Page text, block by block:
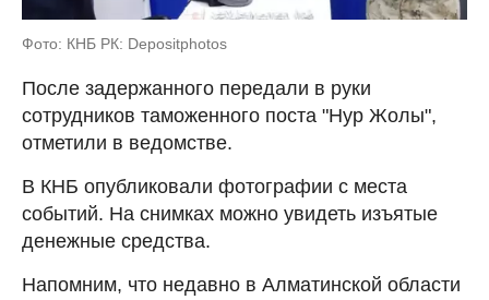
Фото: КНБ РК: Depositphotos
После задержанного передали в руки
сотрудников таможенного поста "Нур Жолы",
отметили в ведомстве.
В КНБ опубликовали фотографии с места
событий. На снимках можно увидеть изъятые
денежные средства.
Напомним, что недавно в Алматинской области